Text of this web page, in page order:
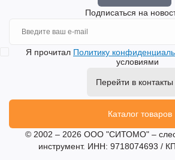
Подписаться на
Я прочитал Политику
условиями
Перейти в контакты
Каталог товаров
© 2002 – 2026 ООО "СИТОМО" –
инструмент. ИНН: 9718074693 /